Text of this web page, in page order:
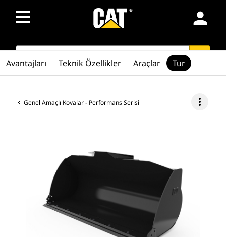
person
SEARCH
Genel Amaçlı Kovalar - Performans Serisi more_vert
Avantajları Teknik Özellikler Araçlar Tur